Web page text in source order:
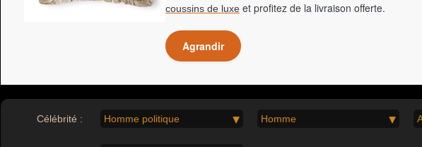
coussins de luxe et profitez de la livraison offerte.
Agrandir
Célébrité : Homme politique Homme